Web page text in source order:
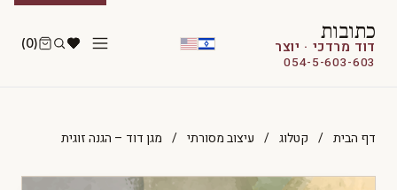
כתובות
דוד מרדכי · יוצר
054-5-603-603
(0)
דף הבית / קטלוג / עיצוב מסורתי / מגן דוד – הגנה זוגית